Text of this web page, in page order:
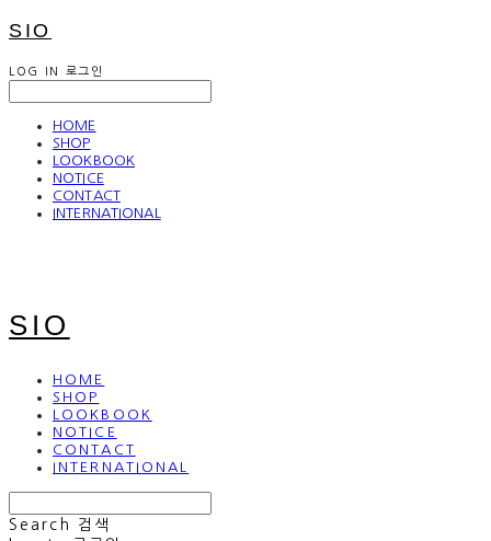
SIO
LOG IN 로그인
HOME
SHOP
LOOKBOOK
NOTICE
CONTACT
INTERNATIONAL
SIO
HOME
SHOP
LOOKBOOK
NOTICE
CONTACT
INTERNATIONAL
Search
검색